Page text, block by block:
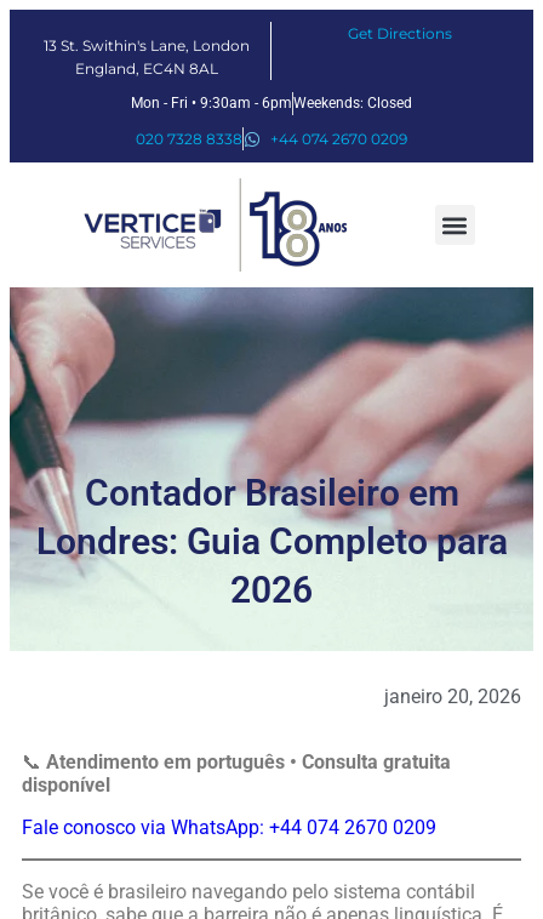
13 St. Swithin's Lane, London
England, EC4N 8AL
Get Directions
Mon - Fri • 9:30am - 6pmWeekends: Closed
020 7328 8338 +44 074 2670 0209
Contador Brasileiro em
Londres: Guia Completo para
2026
janeiro 20, 2026
📞 Atendimento em português • Consulta gratuita
disponível
Fale conosco via WhatsApp: +44 074 2670 0209
Se você é brasileiro navegando pelo sistema contábil